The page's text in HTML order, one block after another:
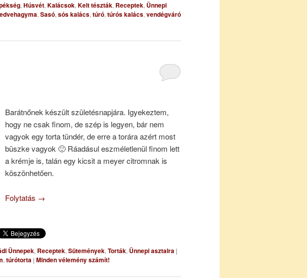
, Húsvét, Kalácsok, Kelt tészták, Receptek, Ünnepi
, Sasó, sós kalács, túró, túrós kalács, vendégváró
Barátnőnek készült születésnapjára. Igyekeztem,
hogy ne csak finom, de szép is legyen, bár nem
vagyok egy torta tündér, de erre a torára azért most
büszke vagyok 🙂 Ráadásul eszméletlenül finom lett
a krémje is, talán egy kicsit a meyer citromnak is
köszönhetően.
Folytatás →
Ünnepek, Receptek, Sütemények, Torták, Ünnepi asztalra |
, túrótorta | Minden vélemény számít!